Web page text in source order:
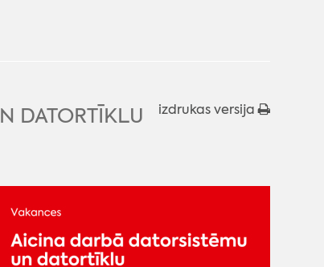
izdrukas versija
DATORTĪKLU